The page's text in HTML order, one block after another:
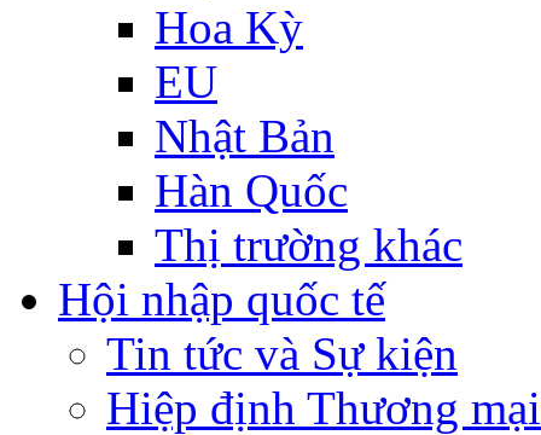
Hoa Kỳ
EU
Nhật Bản
Hàn Quốc
Thị trường khác
Hội nhập quốc tế
Tin tức và Sự kiện
Hiệp định Thương